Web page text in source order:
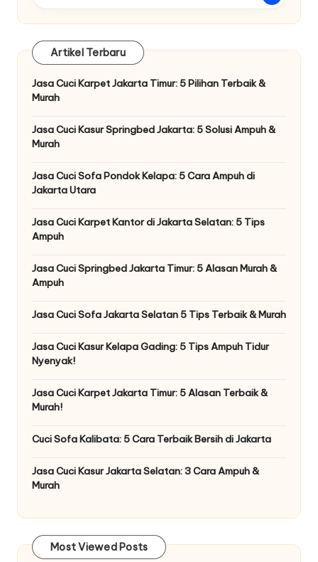
Artikel Terbaru
Jasa Cuci Karpet Jakarta Timur: 5 Pilihan Terbaik &
Murah
Jasa Cuci Kasur Springbed Jakarta: 5 Solusi Ampuh &
Murah
Jasa Cuci Sofa Pondok Kelapa: 5 Cara Ampuh di
Jakarta Utara
Jasa Cuci Karpet Kantor di Jakarta Selatan: 5 Tips
Ampuh
Jasa Cuci Springbed Jakarta Timur: 5 Alasan Murah &
Ampuh
Jasa Cuci Sofa Jakarta Selatan 5 Tips Terbaik & Murah
Jasa Cuci Kasur Kelapa Gading: 5 Tips Ampuh Tidur
Nyenyak!
Jasa Cuci Karpet Jakarta Timur: 5 Alasan Terbaik &
Murah!
Cuci Sofa Kalibata: 5 Cara Terbaik Bersih di Jakarta
Jasa Cuci Kasur Jakarta Selatan: 3 Cara Ampuh &
Murah
Most Viewed Posts